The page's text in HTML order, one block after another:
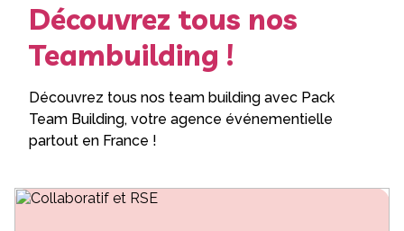
Découvrez tous nos
Teambuilding !
Découvrez tous nos team building avec Pack
Team Building, votre agence événementielle
partout en France !